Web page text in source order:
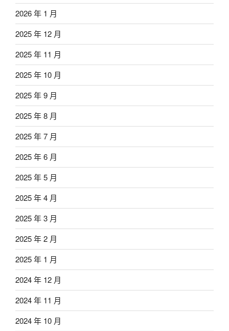
2026 年 1 月
2025 年 12 月
2025 年 11 月
2025 年 10 月
2025 年 9 月
2025 年 8 月
2025 年 7 月
2025 年 6 月
2025 年 5 月
2025 年 4 月
2025 年 3 月
2025 年 2 月
2025 年 1 月
2024 年 12 月
2024 年 11 月
2024 年 10 月